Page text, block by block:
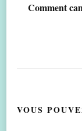
Comment
VOUS